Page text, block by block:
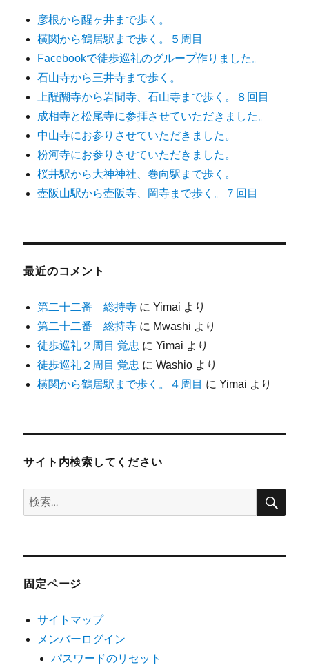
彦根から醒ヶ井まで歩く。
横関から鶴居駅まで歩く。５周目
Facebookで徒歩巡礼のグループ作りました。
石山寺から三井寺まで歩く。
上醍醐寺から岩間寺、石山寺まで歩く。８回目
成相寺と松尾寺に参拝させていただきました。
中山寺にお参りさせていただきました。
粉河寺にお参りさせていただきました。
桜井駅から大神神社、巻向駅まで歩く。
壺阪山駅から壺阪寺、岡寺まで歩く。７回目
最近のコメント
第二十二番 総持寺 にYimai より
第二十二番 総持寺 に Mwashi より
徒歩巡礼２周目 覚忠 にYimai より
徒歩巡礼２周目 覚忠 にWashio より
横関から鶴居駅まで歩く。４周目 にYimai より
サイト内検索してください
検
索:
検
固定ページ
サイトマップ
メンバーログイン
パスワードのリセット